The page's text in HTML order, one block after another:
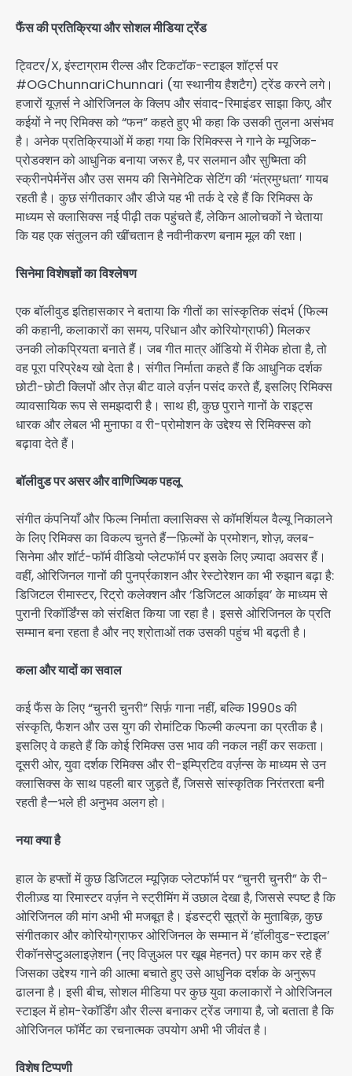
फैंस की प्रतिक्रिया और सोशल मीडिया ट्रेंड
ट्विटर/X, इंस्टाग्राम रील्स और टिकटॉक-स्टाइल शॉर्ट्स पर
#OGChunnariChunnari (या स्थानीय हैशटैग) ट्रेंड करने लगे।
हजारों यूज़र्स ने ओरिजिनल के क्लिप और संवाद-रिमाइंडर साझा किए, और
कईयों ने नए रिमिक्स को “फन” कहते हुए भी कहा कि उसकी तुलना असंभव
है। अनेक प्रतिक्रियाओं में कहा गया कि रिमिक्स्स ने गाने के म्यूजिक-
प्रोडक्शन को आधुनिक बनाया जरूर है, पर सलमान और सुष्मिता की
स्क्रीनपेर्मनेंस और उस समय की सिनेमेटिक सेटिंग की ‘मंत्रमुग्धता’ गायब
रहती है। कुछ संगीतकार और डीजे यह भी तर्क दे रहे हैं कि रिमिक्स के
माध्यम से क्लासिक्स नई पीढ़ी तक पहुंचते हैं, लेकिन आलोचकों ने चेताया
कि यह एक संतुलन की खींचतान है नवीनीकरण बनाम मूल की रक्षा।
सिनेमा विशेषज्ञों का विश्लेषण
एक बॉलीवुड इतिहासकार ने बताया कि गीतों का सांस्कृतिक संदर्भ (फिल्म
की कहानी, कलाकारों का समय, परिधान और कोरियोग्राफी) मिलकर
उनकी लोकप्रियता बनाते हैं। जब गीत मात्र ऑडियो में रीमेक होता है, तो
वह पूरा परिप्रेक्ष्य खो देता है। संगीत निर्माता कहते हैं कि आधुनिक दर्शक
छोटी-छोटी क्लिपों और तेज़ बीट वाले वर्ज़न पसंद करते हैं, इसलिए रिमिक्स
व्यावसायिक रूप से समझदारी है। साथ ही, कुछ पुराने गानों के राइट्स
धारक और लेबल भी मुनाफा व री-प्रोमोशन के उद्देश्य से रिमिक्स्स को
बढ़ावा देते हैं।
बॉलीवुड पर असर और वाणिज्यिक पहलू
संगीत कंपनियाँ और फिल्म निर्माता क्लासिक्स से कॉमर्शियल वैल्यू निकालने
के लिए रिमिक्स का विकल्प चुनते हैं—फ़िल्मों के प्रमोशन, शोज़, क्लब-
सिनेमा और शॉर्ट-फॉर्म वीडियो प्लेटफॉर्म पर इसके लिए ज़्यादा अवसर हैं।
वहीं, ओरिजिनल गानों की पुनर्प्रकाशन और रेस्टोरेशन का भी रुझान बढ़ा है:
डिजिटल रीमास्टर, रिट्रो कलेक्शन और ‘डिजिटल आर्काइव’ के माध्यम से
पुरानी रिकॉर्डिंग्स को संरक्षित किया जा रहा है। इससे ओरिजिनल के प्रति
सम्मान बना रहता है और नए श्रोताओं तक उसकी पहुंच भी बढ़ती है।
कला और यादों का सवाल
कई फैंस के लिए “चुनरी चुनरी” सिर्फ़ गाना नहीं, बल्कि 1990s की
संस्कृति, फैशन और उस युग की रोमांटिक फिल्मी कल्पना का प्रतीक है।
इसलिए वे कहते हैं कि कोई रिमिक्स उस भाव की नकल नहीं कर सकता।
दूसरी ओर, युवा दर्शक रिमिक्स और री-इम्प्रिटिव वर्ज़न्स के माध्यम से उन
क्लासिक्स के साथ पहली बार जुड़ते हैं, जिससे सांस्कृतिक निरंतरता बनी
रहती है—भले ही अनुभव अलग हो।
नया क्या है
हाल के हफ्तों में कुछ डिजिटल म्यूज़िक प्लेटफॉर्म पर “चुनरी चुनरी” के री-
रीलीज़्ड या रिमास्टर वर्ज़न ने स्ट्रीमिंग में उछाल देखा है, जिससे स्पष्ट है कि
ओरिजिनल की मांग अभी भी मजबूत है। इंडस्ट्री सूत्रों के मुताबिक़, कुछ
संगीतकार और कोरियोग्राफर ओरिजिनल के सम्मान में ‘हॉलीवुड-स्टाइल’
रीकॉनसेप्टुअलाइज़ेशन (नए विज़ुअल पर खूब मेहनत) पर काम कर रहे हैं
जिसका उद्देश्य गाने की आत्मा बचाते हुए उसे आधुनिक दर्शक के अनुरूप
ढालना है। इसी बीच, सोशल मीडिया पर कुछ युवा कलाकारों ने ओरिजिनल
स्टाइल में होम-रेकॉर्डिंग और रील्स बनाकर ट्रेंड जगाया है, जो बताता है कि
ओरिजिनल फॉर्मेट का रचनात्मक उपयोग अभी भी जीवंत है।
विशेष टिप्पणी